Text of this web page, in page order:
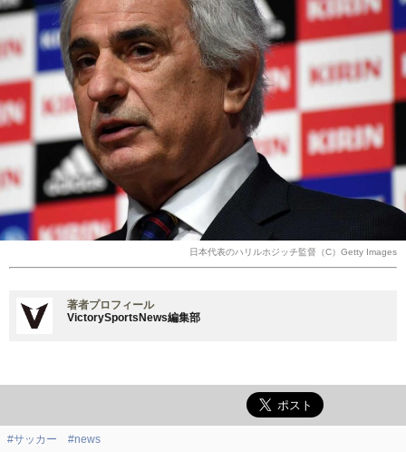
日本代表のハリルホジッチ監督（C）Getty Images
著者プロフィール
VictorySportsNews編集部
#サッカー #news